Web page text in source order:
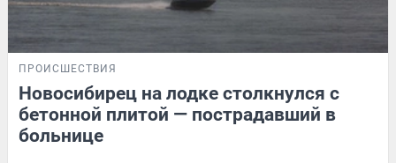
ПРОИСШЕСТВИЯ
Новосибирец на лодке столкнулся с
бетонной плитой — пострадавший в
больнице